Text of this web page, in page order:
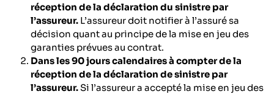
réception de la déclaration du sinistre par
l’assureur. L’assureur doit notifier à l’assuré sa
décision quant au principe de la mise en jeu des
garanties prévues au contrat.
Dans les 90 jours calendaires à compter de la
réception de la déclaration de sinistre par
l’assureur. Si l’assureur a accepté la mise en jeu des